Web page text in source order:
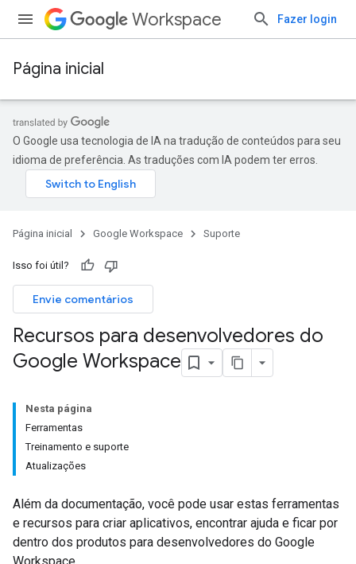
Workspace Fazer login
Página inicial
O Google usa tecnologia de IA na tradução de conteúdos para seu
idioma de preferência. As traduções com IA podem ter erros.
Página inicial Google Workspace Suporte
Isso foi útil?
Envie comentários
Recursos para desenvolvedores do
Google Workspace
Nesta página
Ferramentas
Treinamento e suporte
Atualizações
Além da documentação, você pode usar estas ferramentas
e recursos para criar aplicativos, encontrar ajuda e ficar por
dentro dos produtos para desenvolvedores do Google